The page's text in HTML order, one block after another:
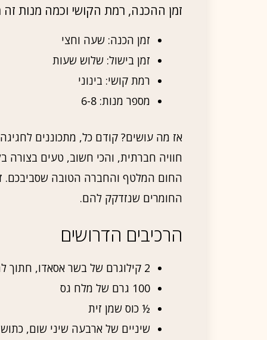
זמן ההכנה, רמת הקושי וכמה מנות
זמן הכנה: שעה וחצי
זמן בישול: שלוש שעות
רמת קושי: בינוני
מספר מנות: 6-8
אז מה עושים? קודם כל, מתכוננים
חוויה חברתית, והכי חשוב, טעים בצורה
החום המלטף והחברה הטובה שסביבכם.
החומרים שנזדקק להם.
הרכיבים הדרושים
2 קילוגרם של בשר אסאדו, חתוך לרצועות רחבות
100 גרם של מלח גס
½ כוס שמן זית
שיניים של ארבעה שיני שום,